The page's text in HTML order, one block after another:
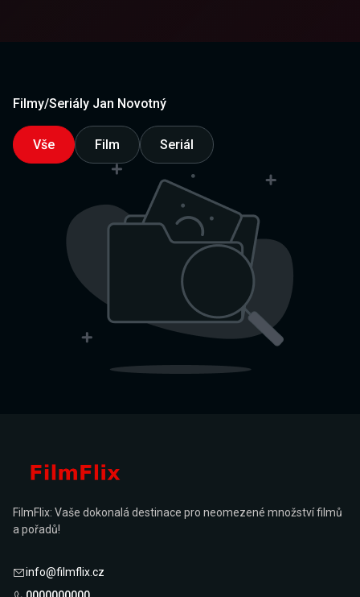
Filmy/Seriály Jan Novotný
Vše Film Seriál
FilmFlix: Vaše dokonalá destinace pro neomezené množství filmů
a pořadů!
info@filmflix.cz